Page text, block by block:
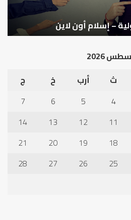
– إسلام أون لاين
2026
ث أرب خ
ج
4
5
6
7
11
12
13
14
18
19
20
21
25
26
27
28